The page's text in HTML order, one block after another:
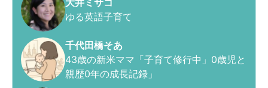
大井ミサコ
ゆる英語子育て
千代田橋そあ
43歳の新米ママ「子育て修行中」0歳児と
親歴0年の成長記録」